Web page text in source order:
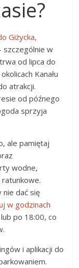
Giżycka,
szczególnie w
od lipca do
Kanału
atrakcji.
od późnego
sprzyja
ale pamiętaj
wodne,
nie dać się
w godzinach
po 18:00, co
i aplikacji do